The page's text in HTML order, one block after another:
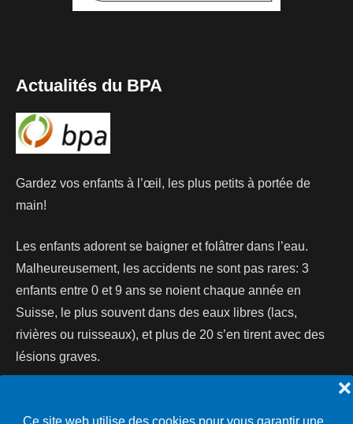
❌
Actualités du BPA
Gardez vos enfants à l’œil, les plus petits à portée de
main!
Les enfants adorent se baigner et folâtrer dans l’eau.
Malheureusement, les accidents ne sont pas rares: 3
enfants entre 0 et 9 ans se noient chaque année en
Suisse, le plus souvent dans des eaux libres (lacs,
rivières ou ruisseaux), et plus de 20 s’en tirent avec des
lésions graves.